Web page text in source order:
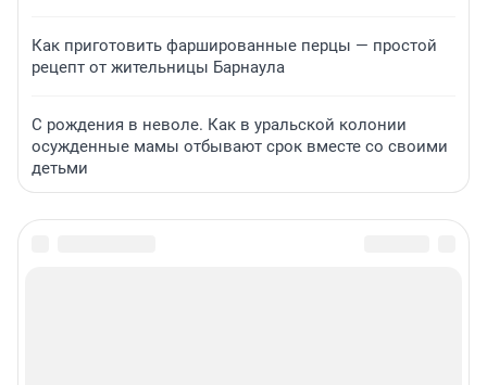
Как приготовить фаршированные перцы — простой
рецепт от жительницы Барнаула
С рождения в неволе. Как в уральской колонии
осужденные мамы отбывают срок вместе со своими
детьми